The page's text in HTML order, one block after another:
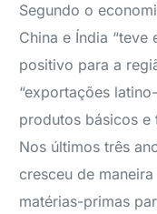
Segundo o
China e Índia
positivo para a
“exportações
produtos básicos e
Nos últimos três
cresceu de
matérias-primas